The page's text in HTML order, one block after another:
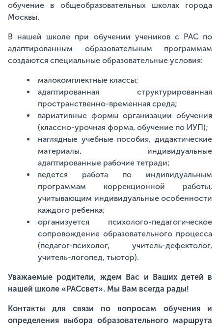
обучение в общеобразовательных школах города
Москвы.
В нашей школе при обучении учеников с РАС по
адаптированным образовательным программам
создаются специальные образовательные условия:
малокомплектные классы;
адаптированная структурированная
пространственно-временная среда;
вариативные формы организации обучения
(классно-урочная форма, обучение по ИУП);
наглядные учебные пособия, дидактические
материалы, индивидуальные
адаптированные рабочие тетради;
ведется работа по индивидуальным
программам коррекционной работы,
учитывающим индивидуальные особенности
каждого ребенка;
организуется психолого-педагогическое
сопровождение образовательного процесса
(педагог-психолог, учитель-дефектолог,
учитель-логопед, тьютор).
Уважаемые родители, ждем Вас и Ваших детей в
нашей школе «РАСсвет». Мы Вам всегда рады!
Контакты для связи по вопросам обучения и
определения выбора образовательного маршрута